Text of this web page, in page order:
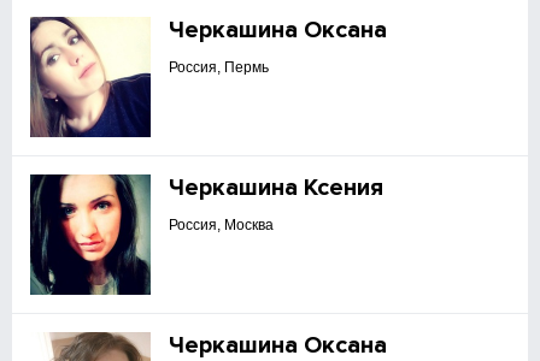
Черкашина Оксана
Россия, Пермь
Черкашина Ксения
Россия, Москва
Черкашина Оксана